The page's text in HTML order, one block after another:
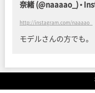
奈緒 (@naaaao_) •
http://instagram.com/naaaao_
モデルさんの方でも。